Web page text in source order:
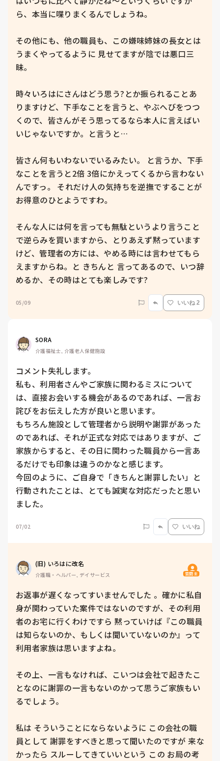
ら、本当に喋りまくるんでしょうね。
その他にも、他の職員も、この嫌味姉妹の長女とは
うまくやってるように 見せてますが陰では悪口三
昧。
時々いろはにさんはどう思う?とか振られることあ
りますけど、下手なことを言うと、やぶへびをつつ
くので、皆さんがそう思ってるなら本人に言えばい
いじゃないですか。と言うと…
皆さん何もいわないでいるみたい。 と言うか、下手
なことを言うと2倍 3倍にかえってくるから言わない
んですっ。 それだけ人の気持ちを逆撫ですることが
お得意のひとようですわ。
そんな人には何を言っても無駄というより言うこと
で逆らみを買いますから、とりあえず黙っています
けど、管理者の方には、やめる時には言わせてもら
えますからね。と きちんと 言ってあるので、いつ辞
めるか、その時はとても楽しみです?
05/09 いいね 2
SORA
介護福祉士, 介護老人保健施設
コメント失礼します。
私も、利用者さんやご家族に関わるミスについて
は、直接お会いする機会があるのであれば、一言お
詫びをお伝えした方が良いと思います。
もちろん施設として管理者から説明や謝罪があった
のであれば、それが正式な対応ではありますが、ご
家族からすると、その日に関わった職員から一言あ
るだけでも印象は違うのかなと感じます。
今回のように、ご自身で「きちんと謝罪したい」と
行動されたことは、とても誠実な対応だったと思い
ました。
07/02 いいね
(旧) いろはに改名
介護職・ヘルパー, デイサービス 質問主
お返事が遅くなってすいませんでした 。確かに私自
身が関わっていた案件ではないのですが、その利用
者のお宅に行くわけですら 黙っていけば『この職員
は知らないのか、もしくは聞いていないのか』って
利用者家族は思いますよね。
その上、一言もなければ、こいつは会社で起きたこ
となのに謝罪の一言もないのかって思うご家族もい
るでしょう。
私は そういうことにならないように この会社の職
員として 謝罪をすべきと思って聞いたのですが 来な
かったら スルーしてきていいという この お局の考